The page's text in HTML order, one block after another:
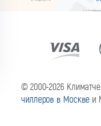
© 2000-2026
чиллеров в Москве и